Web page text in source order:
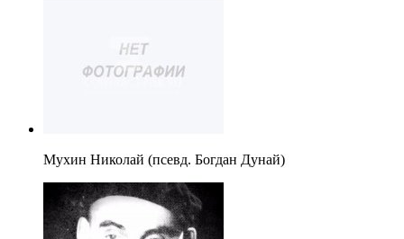
Мухин Николай (псевд. Богдан Дунай)